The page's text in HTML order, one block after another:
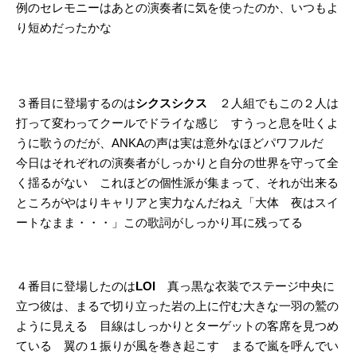
例のセレモニーはあとの演奏者に気を使ったのか、いつもよ
り短めだったかな
３番目に登場するのはシクスシクス
２人組でもこの２人は
打って変わってクールでドライな感じ すうっと息を吐くよ
うに歌うのだが、ANKAの声は実は意外なほどパワフルだ
今日はそれぞれの演奏者がしっかりと自分の世界を守って全
く揺るがない これほどの個性派が集まって、それが出来る
ところがやはりキャリアと実力なんだねえ「大体 夜はスイ
ートなまま・・・」この歌詞がしっかり耳に残ってる
４番目に登場したのはLOI 真っ黒な衣装でステージ中央に
立つ彼は、まるで切り立った岩の上に佇む大きな一羽の鷲の
ように見える 目線はしっかりとターゲットの客席を見つめ
ている 翼の１振りが風を巻き起こす まるで嵐を呼んでい